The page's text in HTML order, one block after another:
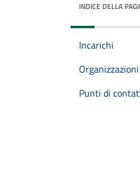
INDICE DELLA
Incarichi
Organizzazioni
Punti di